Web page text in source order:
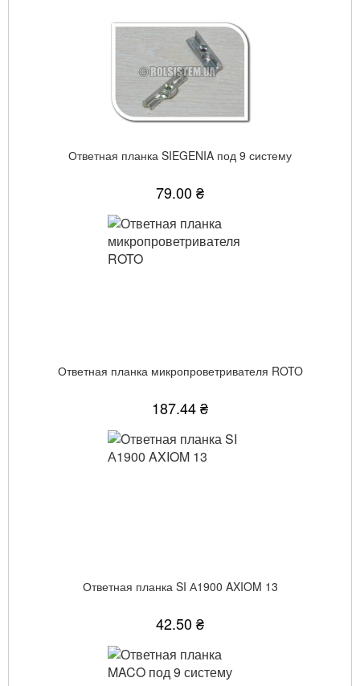
Ответная планка SIEGENIA под 9 систему
79.00 ₴
Ответная планка микропроветривателя ROTO
187.44 ₴
Ответная планка SI А1900 AXIOM 13
42.50 ₴